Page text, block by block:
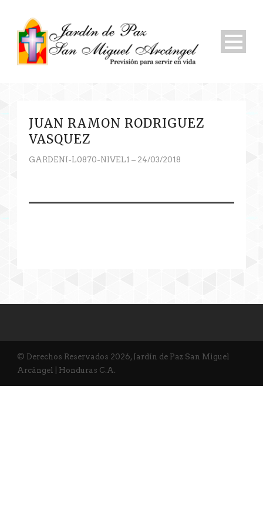
JUAN RAMON RODRIGUEZ
VASQUEZ
GARDENI-L0870-NIVEL1 – 24/03/2018
© Derechos Reservados 2026, Jardín de Paz San Miguel
Arcángel | Honduras C.A.